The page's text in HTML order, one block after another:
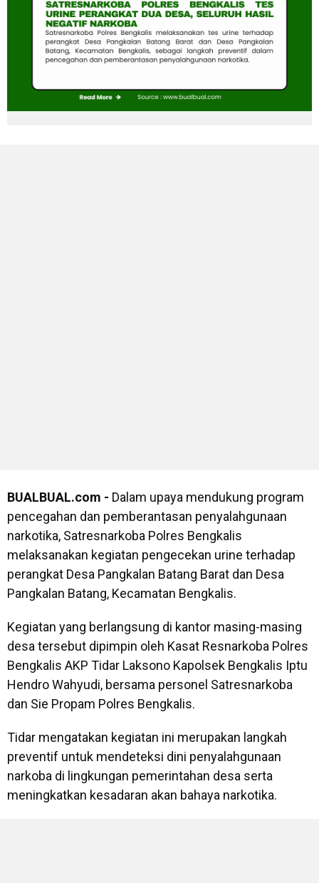
BUALBUAL.com - Dalam upaya mendukung program
pencegahan dan pemberantasan penyalahgunaan
narkotika, Satresnarkoba Polres Bengkalis
melaksanakan kegiatan pengecekan urine terhadap
perangkat Desa Pangkalan Batang Barat dan Desa
Pangkalan Batang, Kecamatan Bengkalis.
Kegiatan yang berlangsung di kantor masing-masing
desa tersebut dipimpin oleh Kasat Resnarkoba Polres
Bengkalis AKP Tidar Laksono Kapolsek Bengkalis Iptu
Hendro Wahyudi, bersama personel Satresnarkoba
dan Sie Propam Polres Bengkalis.
Tidar mengatakan kegiatan ini merupakan langkah
preventif untuk mendeteksi dini penyalahgunaan
narkoba di lingkungan pemerintahan desa serta
meningkatkan kesadaran akan bahaya narkotika.